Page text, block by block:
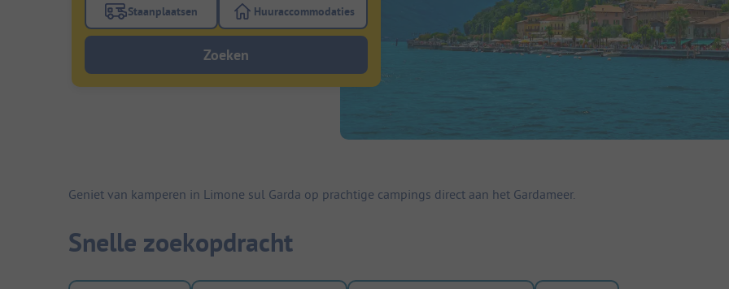
Gebruik de filterknop staanplaatsen om te zoeken naar staanplaatsen
Staanplaatsen Gebruik de filterknop huuraccommodaties om te zoeken naar huuraccommodaties
Huuraccommodaties
Zoeken
Geniet van kamperen in Limone sul Garda op prachtige campings direct aan het Gardameer.
Snelle zoekopdracht